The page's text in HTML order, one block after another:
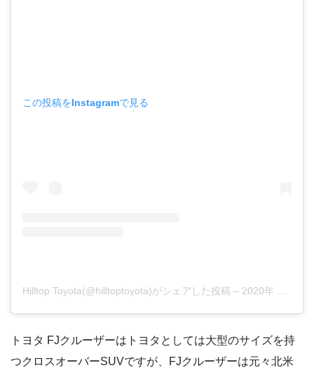
この投稿をInstagramで見る
Hilltop Toyota(@hilltoptoyota)がシェアした投稿 – 2020年 8月月27日午前9時05分PDT
トヨタ FJクルーザーはトヨタとしては大型のサイズを持
つクロスオーバーSUVですが、FJクルーザーは元々北米